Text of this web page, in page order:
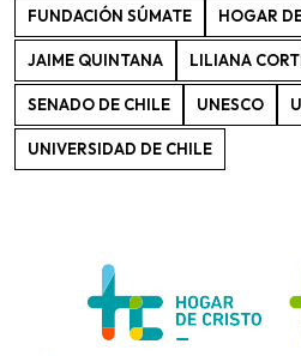
FUNDACIÓN SÚMATE HOGAR
JAIME QUINTANA LILIANA
SENADO DE CHILE UNESCO
UNIVERSIDAD DE CHILE